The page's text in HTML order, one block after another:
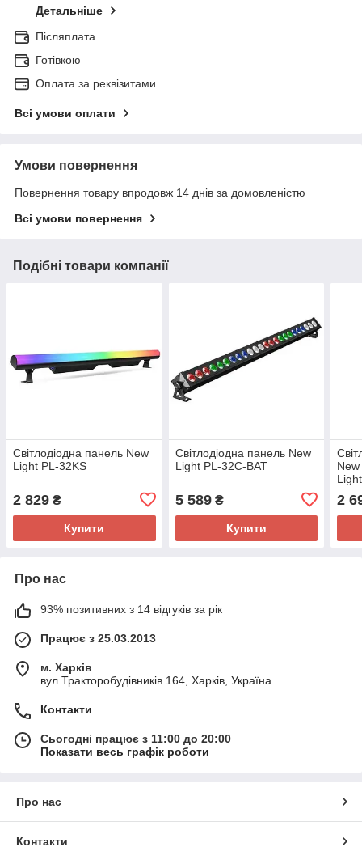
Детальніше
Післяплата
Готівкою
Оплата за реквізитами
Всі умови оплати
Умови повернення
Повернення товару впродовж 14 днів за домовленістю
Всі умови повернення
Подібні товари компанії
Світлодіодна панель New
Light PL-32KS
2 829 ₴
Купити
Світлодіодна панель New
Light PL-32C-BAT
5 589₴
Купити
2
Про нас
93% позитивних з 14 відгуків за рік
Працює з 25.03.2013
м. Харків
вул.Тракторобудівників 164, Харків, Україна
Контакти
Сьогодні працює з 11:00 до 20:00
Показати весь графік роботи
Про нас
Контакти